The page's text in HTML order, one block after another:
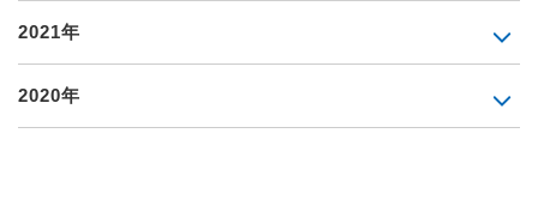
2021年
2020年